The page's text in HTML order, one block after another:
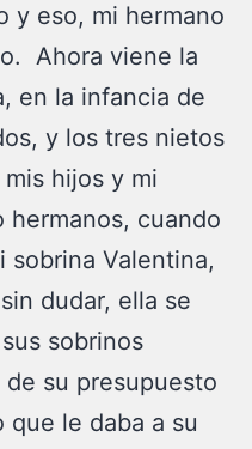
y eso, mi hermano
Ahora viene la
en la infancia de
y los tres nietos
hijos y mi
hermanos, cuando
sobrina Valentina,
dudar, ella se
sobrinos
su presupuesto
que le daba a su